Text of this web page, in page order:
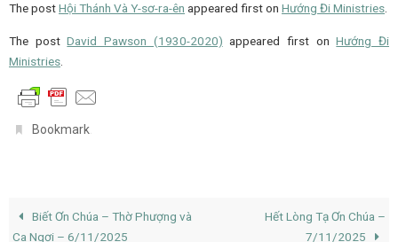
The postHội Thánh Và Y-sơ-ra-ên appeared first on Hướng Đi Ministries.
The postDavid Pawson (1930-2020) appeared first onHướng Đi
Ministries
Bookmark
Biết Ơn Chúa – Thờ Phượng và
Ca Ngợi – 6/11/2025
Hết Lòng Tạ Ơn Chúa –
7/11/2025